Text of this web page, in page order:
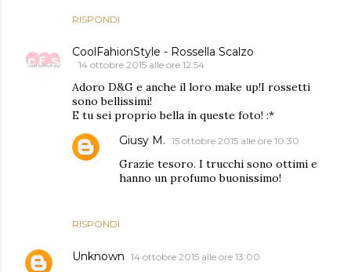
RISPONDI
CoolFahionStyle - Rossella Scalzo
14 ottobre 2015 alle ore 12:54
Adoro D&G e anche il loro make up!I rossetti
sono bellissimi!
E tu sei proprio bella in queste foto! :*
RISPONDI
Giusy M. 15 ottobre 2015 alle ore 10:30
Grazie tesoro. I trucchi sono ottimi e
hanno un profumo buonissimo!
Unknown 14 ottobre 2015 alle ore 13:00